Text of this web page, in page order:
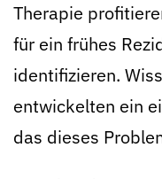
Therapie
für ein frühes
identifizieren.
entwickelten ein
das dieses